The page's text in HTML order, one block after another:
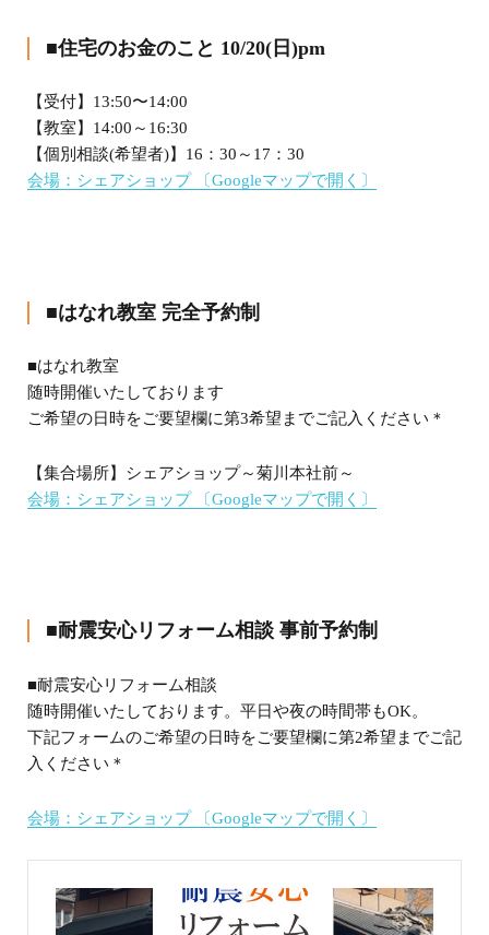
■住宅のお金のこと 10/20(日)pm
【受付】13:50〜14:00
【教室】14:00～16:30
【個別相談(希望者)】16：30～17：30
会場：シェアショップ
〔Googleマップで開く〕
■はなれ教室 完全予約制
■はなれ教室
随時開催いたしております
ご希望の日時をご要望欄に第3希望までご記入ください＊
【集合場所】シェアショップ～菊川本社前～
会場：シェアショップ
〔Googleマップで開く〕
■耐震安心リフォーム相談 事前予約制
■耐震安心リフォーム相談
随時開催いたしております。平日や夜の時間帯もOK。
下記フォームのご希望の日時をご要望欄に第2希望までご記
入ください＊
会場：シェアショップ 〔Googleマップで開く〕